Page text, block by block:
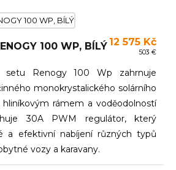
100 WP, BÍLÝ 12 575 Kč
503 €
setu Renogy 100 Wp zahrnuje
monokrystalického solárního
rámem a voděodolností
30A PWM regulátor, který
a efektivní nabíjení různých typů
vozy a karavany.